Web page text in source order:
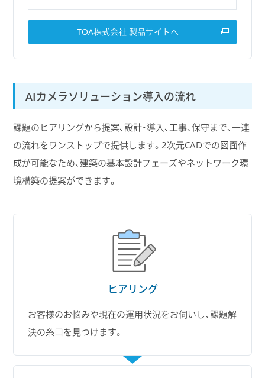
TOA株式会社 製品サイトへ
AIカメラソリューション導入の流れ
課題のヒアリングから提案、設計・導入、工事、保守まで、一連
の流れをワンストップで提供します。2次元CADでの図面作
成が可能なため、建築の基本設計フェーズやネットワーク環
境構築の提案ができます。
ヒアリング
お客様のお悩みや現在の運用状況をお伺いし、課題解
決の糸口を見つけます。